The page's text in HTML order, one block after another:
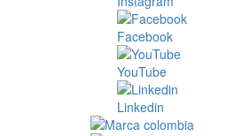
Facebook
YouTube
Linkedin